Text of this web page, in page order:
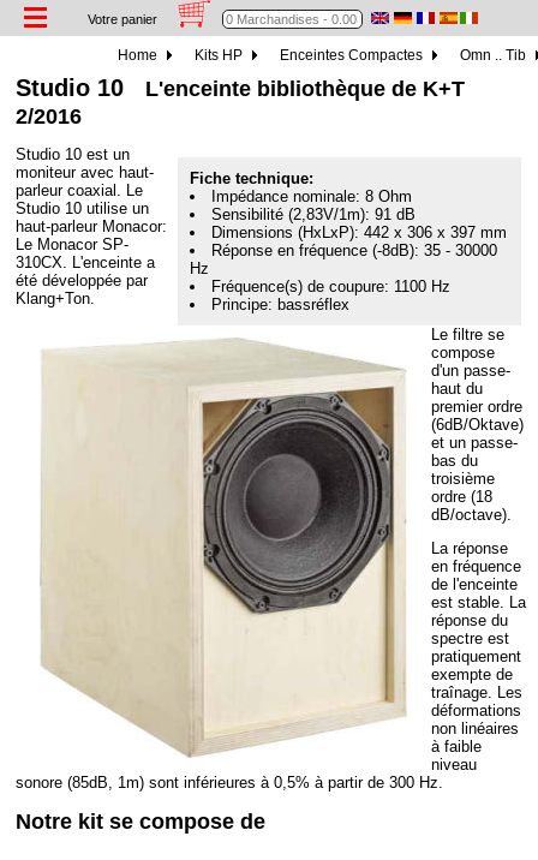
Votre panier
Home Kits HP Enceintes Compactes Omn .. Tib
Studio 10 L'enceinte bibliothèque de K+T
2/2016
Fiche technique:
Impédance nominale: 8 Ohm
Sensibilité (2,83V/1m): 91 dB
Dimensions (HxLxP): 442 x 306 x 397 mm
Réponse en fréquence (-8dB): 35 - 30000
Hz
Fréquence(s) de coupure: 1100 Hz
Principe: bassréflex
Studio 10 est un
moniteur avec haut-
parleur coaxial. Le
Studio 10 utilise un
haut-parleur Monacor:
Le Monacor SP-
310CX. L'enceinte a
été développée par
Klang+Ton.
Le filtre se
compose
d'un passe-
haut du
premier ordre
(6dB/Oktave)
et un passe-
bas du
troisième
ordre (18
dB/octave).
La réponse
en fréquence
de l'enceinte
est stable. La
réponse du
spectre est
pratiquement
exempte de
traînage. Les
déformations
non linéaires
à faible
niveau
sonore (85dB, 1m) sont inférieures à 0,5% à partir de 300 Hz.
Notre kit se compose de